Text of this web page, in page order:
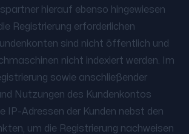
hierauf ebenso hingewiesen
Registrierung erforderlichen
sind nicht öffentlich und
nicht indexiert werden. Im
sowie anschließender
Nutzungen des Kundenkontos
IP-Adressen der Kunden nebst den
um die Registrierung nachweisen